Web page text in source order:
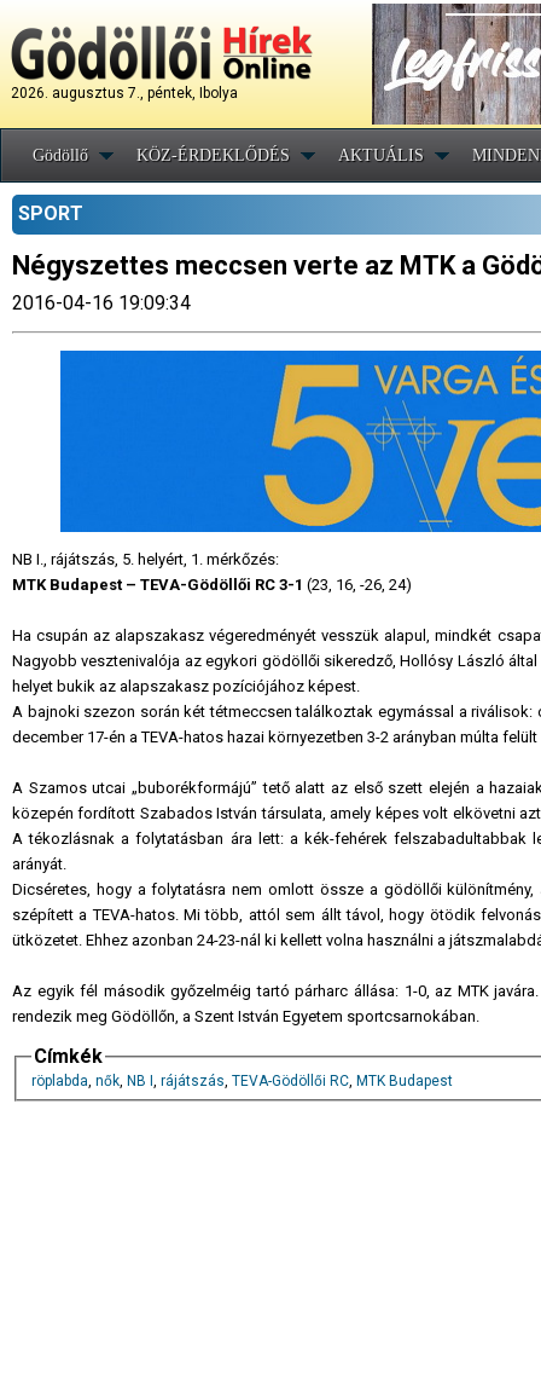
2026. augusztus 7., péntek, Ibolya
Gödöllő KÖZ-ÉRDEKLŐDÉS AKTUÁLIS
SPORT
Négyszettes meccsen verte az MTK a
2016-04-16 19:09:34
NB I., rájátszás, 5. helyért, 1. mérkőzés:
MTK Budapest – TEVA-Gödöllői RC 3-1 (23, 16, -26, 24)
Ha csupán az alapszakasz végeredményét vesszük alapul, mindkét
Nagyobb vesztenivalója az egykori gödöllői sikeredző, Hollósy László
helyet bukik az alapszakasz pozíciójához képest.
A bajnoki szezon során két tétmeccsen találkoztak egymással a riválisok:
december 17-én a TEVA-hatos hazai környezetben 3-2 arányban múlta
A Szamos utcai „buborékformájú” tető alatt az első szett elején a
közepén fordított Szabados István társulata, amely képes volt elkövetni
A tékozlásnak a folytatásban ára lett: a kék-fehérek felszabadultabbak
arányát.
Dicséretes, hogy a folytatásra nem omlott össze a gödöllői
szépített a TEVA-hatos. Mi több, attól sem állt távol, hogy ötödik
ütközetet. Ehhez azonban 24-23-nál ki kellett volna használni a
Az egyik fél második győzelméig tartó párharc állása: 1-0, az MTK
rendezik meg Gödöllőn, a Szent István Egyetem sportcsarnokában.
Címkék
röplabda, nők, NB I , rájátszás, TEVA-Gödöllői RC, MTK Budapest